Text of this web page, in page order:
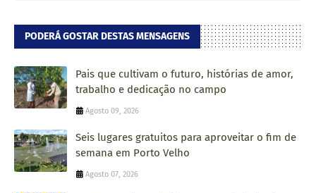
PODERÁ GOSTAR DESTAS MENSAGENS
Pais que cultivam o futuro, histórias de amor,
trabalho e dedicação no campo
Agosto 09, 2026
Seis lugares gratuitos para aproveitar o fim de
semana em Porto Velho
Agosto 07, 2026